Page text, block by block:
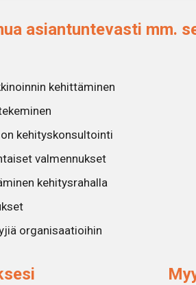
asiantuntevasti mm.
kehittäminen
kehityskonsultointi
valmennukset
kehitysrahalla
organisaatioihin